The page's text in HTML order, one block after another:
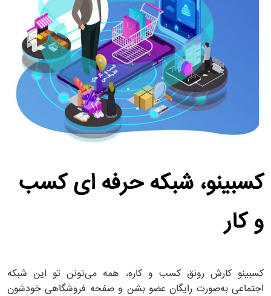
کسبینو، شبکه حرفه ای کسب
و کار
کسبینو کارش رونق کسب و ‌کاره، همه می‌تونن تو این شبکه
اجتماعی به‌صورت رایگان عضو بشن و صفحه فروشگاهی خودشون